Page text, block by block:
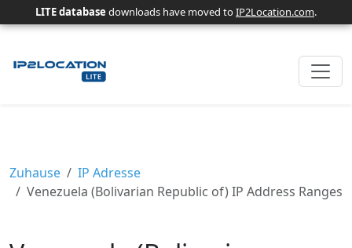
LITE database downloads have moved toIP2Location.com.
Zuhause
IP Adresse
Venezuela (Bolivarian Republic of) IP Address Ranges